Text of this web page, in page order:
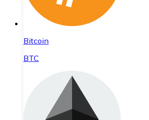
Bitcoin
BTC